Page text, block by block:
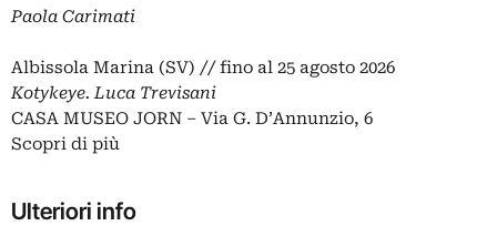
Paola Carimati
Albissola Marina (SV) // fino al 25 agosto 2026
Kotykeye. Luca Trevisani
CASA MUSEO JORN – Via G. D’Annunzio, 6
Scopri di più
Ulteriori info